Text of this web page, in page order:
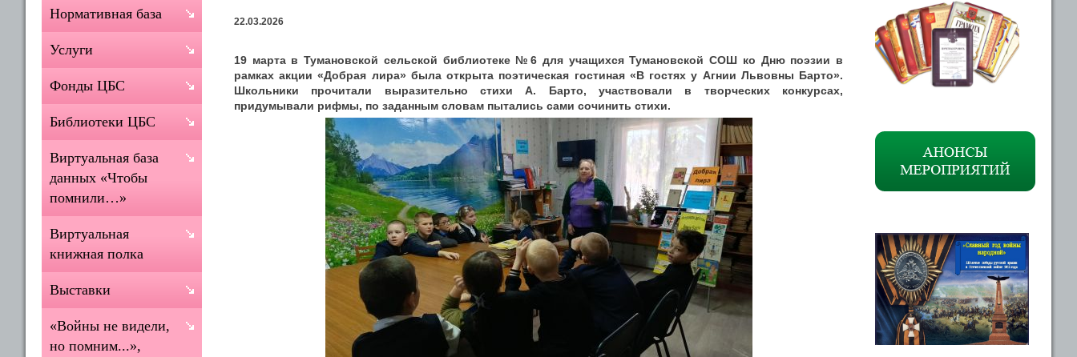
22.03.2026
19 марта в Тумановской сельской библиотеке №6 для учащихся Тумановской СОШ ко Дню поэзии в
рамках акции «Добрая лира» была открыта поэтическая гостиная «В гостях у Агнии Львовны Барто».
Школьники прочитали выразительно стихи А. Барто, участвовали в творческих конкурсах,
придумывали рифмы, по заданным словам пытались сами сочинить стихи.
Нормативная база
Услуги
Фонды ЦБС
Библиотеки ЦБС
Виртуальная база
данных «Чтобы
помнили…»
Виртуальная
книжная полка
Выставки
«Войны не видели,
но помним...»,